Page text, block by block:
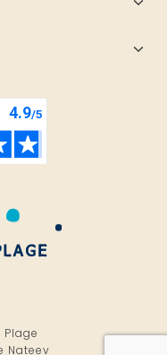
Nateev